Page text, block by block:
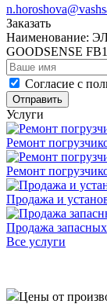
Заказать
Наименование:
GOODSENSE
Cогласие с
Отправить
Услуги
Ремонт
Ремонт
Продажа и
Продажа запасных
Все услуги
Цены от